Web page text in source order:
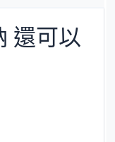
還可以